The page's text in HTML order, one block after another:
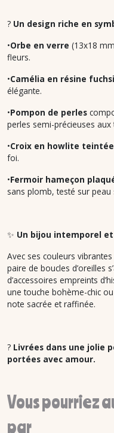
? Un design riche en
•Orbe en verre (13x18
fleurs.
•Camélia en résine
élégante.
•Pompon de perles
perles semi-précieuses aux
•Croix en howlite
foi.
•Fermoir hameçon
sans plomb, testé sur peau
✨ Un bijou intemporel
Avec ses couleurs
paire de boucles d’oreilles
d’accessoires empreints
une touche bohème-chic
note sacrée et raffinée.
? Livrées dans une jolie
portées avec amour.
Vous pourriez
par